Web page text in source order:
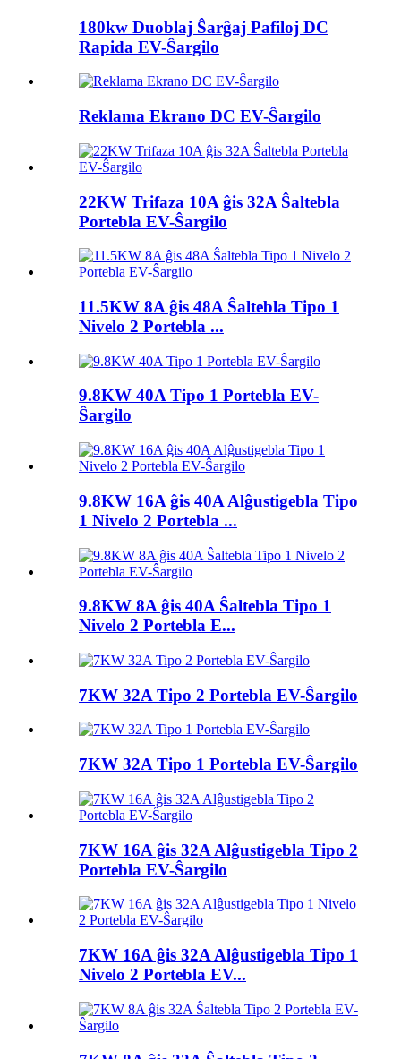
180kw Duoblaj Ŝarĝaj Pafiloj DC
Rapida EV-Ŝargilo
Reklama Ekrano DC EV-Ŝargilo
22KW Trifaza 10A ĝis 32A Ŝaltebla
Portebla EV-Ŝargilo
11.5KW 8A ĝis 48A Ŝaltebla Tipo 1
Nivelo 2 Portebla ...
9.8KW 40A Tipo 1 Portebla EV-
Ŝargilo
9.8KW 16A ĝis 40A Alĝustigebla Tipo
1 Nivelo 2 Portebla ...
9.8KW 8A ĝis 40A Ŝaltebla Tipo 1
Nivelo 2 Portebla E...
7KW 32A Tipo 2 Portebla EV-Ŝargilo
7KW 32A Tipo 1 Portebla EV-Ŝargilo
7KW 16A ĝis 32A Alĝustigebla Tipo 2
Portebla EV-Ŝargilo
7KW 16A ĝis 32A Alĝustigebla Tipo 1
Nivelo 2 Portebla EV...